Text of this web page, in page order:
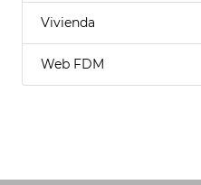
Vivienda
Web FDM